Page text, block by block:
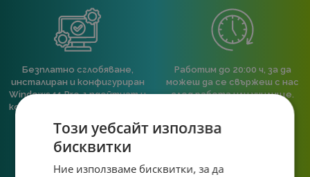
Безплатно сглобяване,
инсталиран и конфигуриран
Windows 11 Pro, ъпдейтнат и
конфигуриран BIOS към всяка
конфигурация.
Работим до 20:00 ч, за да
можеш да се свържеш с нас
след работа или училище.
Този уебсайт използва
бисквитки
Ние използваме бисквитки, за да